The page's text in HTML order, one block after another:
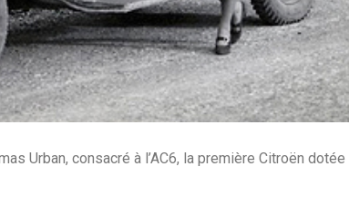
Urban, consacré à l’AC6, la première Citroën dotée